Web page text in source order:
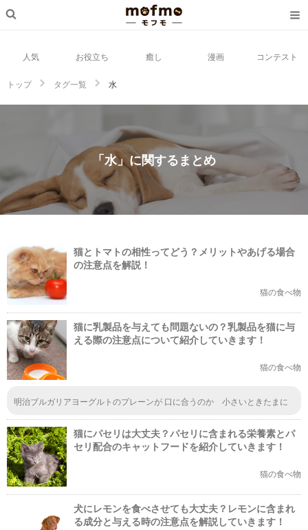
人気 お役立ち 癒し 漫画 コンテスト
トップ タグ一覧 水
「水」に関するまとめ
猫とトマトの相性ってどう？メリットやあげる場合
の注意点を解説！
猫の食べ物
猫に乳製品を与えても問題ないの？乳製品を猫に与
える際の注意点について紹介していきます！
猫の食べ物
明治ブルガリアヨーグルトのプレーンが 口に合うのか 小さいときたまに
ことが あります 今は食べなくなりました
猫にパセリは大丈夫？パセリに含まれる栄養素とパ
セリ配合のキャットフードを紹介していきます！
猫の食べ物
犬にレモンを食べさせても大丈夫？レモンに含まれ
る成分と与える時の注意点を解説していきます！